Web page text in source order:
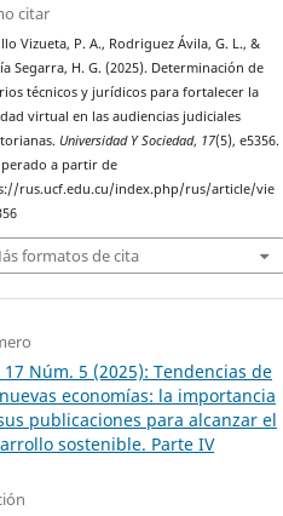
citar
Vizueta, P. A., Rodriguez Ávila, G. L., &
Segarra, H. G. (2025). Determinación de
técnicos y jurídicos para fortalecer la
virtual en las audiencias judiciales
Universidad Y Sociedad, 17(5), e5356.
a partir de
rus.ucf.edu.cu/index.php/rus/article/vie
formatos de cita
17 Núm. 5 (2025): Tendencias de
economías: la importancia
publicaciones para alcanzar el
sostenible. Parte IV